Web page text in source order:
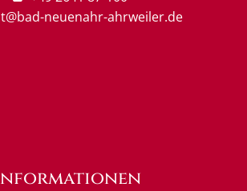
neuenahr-ahrweiler.de